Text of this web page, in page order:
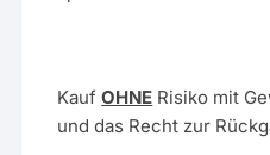
KaufOHNE Risiko mit
und das Recht zur